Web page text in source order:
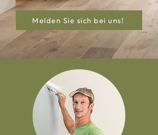
Melden Sie sich bei uns!